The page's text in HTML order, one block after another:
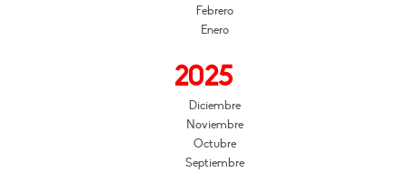
Febrero
Enero
2025
Diciembre
Noviembre
Octubre
Septiembre